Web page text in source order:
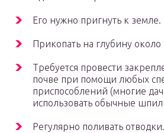
Его нужно пригнуть к земле.
Прикопать на глубину около
Требуется провести
почве при помощи любых
приспособлений (многие
использовать обычные
Регулярно поливать отводки.